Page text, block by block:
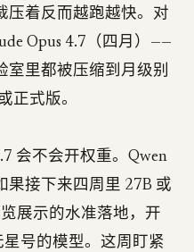
压着反而越跑越快。对
Opus 4.7（四月）——
室里都被压缩到月级别
正式版。
会不会开权重。Qwen
果接下来四周里 27B 或
展示的水准落地，开
星号的模型。这周盯紧